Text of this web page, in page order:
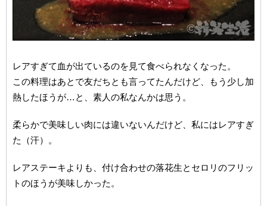
レアすぎて血が出ているのを見て食べられなくなった。
この料理はあとで友だちとも言ってたんだけど、もう少し加
熱したほうが…と、素人の私なんかは思う。
柔らかで美味しい肉には違いないんだけど、私にはレアすぎ
た（汗）。
レアステーキよりも、付け合わせの落花生とセロリのフリッ
トのほうが美味しかった。